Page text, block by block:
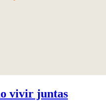
vivir juntas